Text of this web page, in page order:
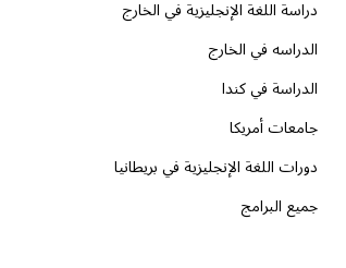
دراسة اللغة الإنجليزية في الخارج
الدراسه في الخارج
الدراسة في كندا
جامعات أمريكا
دورات اللغة الإنجليزية في بريطانيا
جميع البرامج